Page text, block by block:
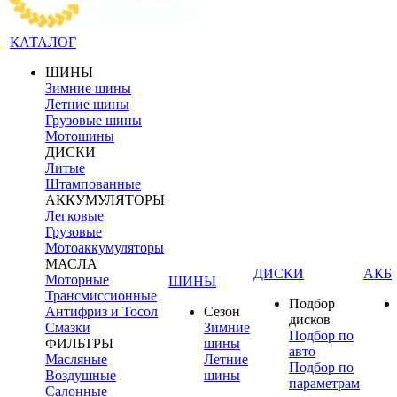
КАТАЛОГ
ШИНЫ
Зимние шины
Летние шины
Грузовые шины
Мотошины
ДИСКИ
Литые
Штампованные
АККУМУЛЯТОРЫ
Легковые
Грузовые
Мотоаккумуляторы
МАСЛА
Моторные
Трансмиссионные
Антифриз и Тосол
Смазки
ФИЛЬТРЫ
Масляные
Воздушные
Салонные
ШИНЫ
Сезон
Зимние
шины
Летние
шины
ДИСКИ
Подбор
дисков
Подбор по
авто
Подбор по
параметрам
АКБ